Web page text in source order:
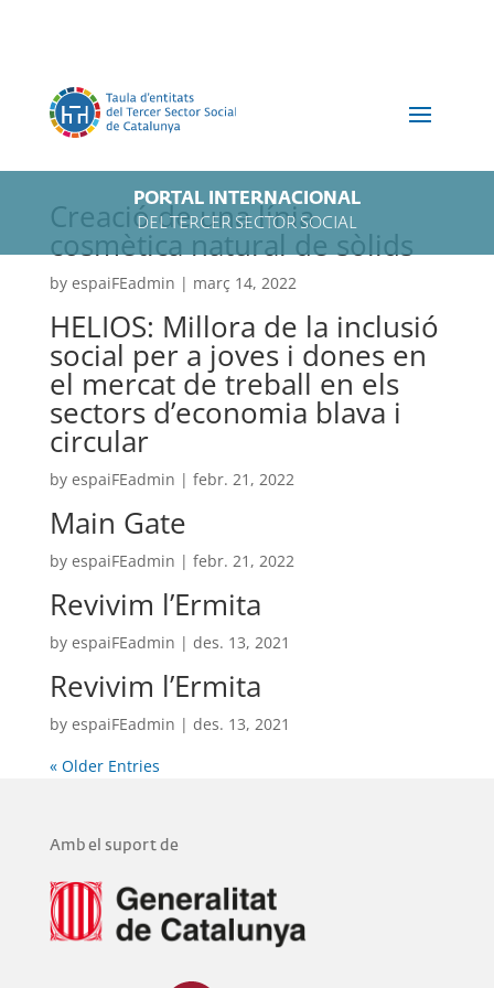
PORTAL INTERNACIONAL
DEL TERCER SECTOR SOCIAL
Creació de una línia
cosmètica natural de sòlids
by espaiFEadmin | març 14, 2022
HELIOS: Millora de la inclusió
social per a joves i dones en
el mercat de treball en els
sectors d’economia blava i
circular
by espaiFEadmin | febr. 21, 2022
Main Gate
by espaiFEadmin | febr. 21, 2022
Revivim l’Ermita
by espaiFEadmin | des. 13, 2021
Revivim l’Ermita
by espaiFEadmin | des. 13, 2021
« Older Entries
Amb el suport de